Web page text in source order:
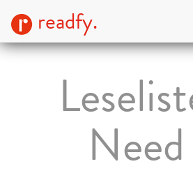
readfy.